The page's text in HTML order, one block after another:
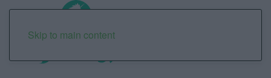
Skip to main content